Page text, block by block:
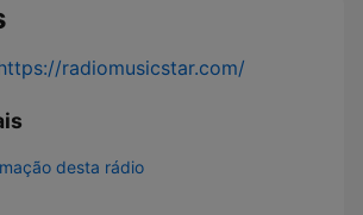
radiomusicstar.com/
desta rádio